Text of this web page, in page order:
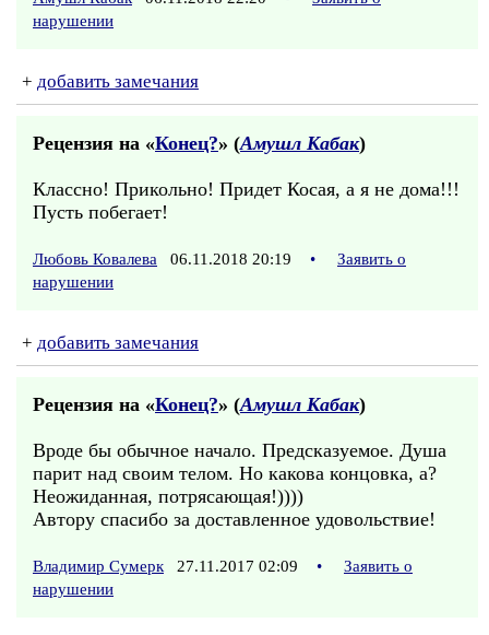
нарушении
+ добавить замечания
Рецензия на «Конец?» (Амушл Кабак)
Классно! Прикольно! Придет Косая, а я не дома!!!
Пусть побегает!
Любовь Ковалева 06.11.2018 20:19 •
Заявить о
нарушении
+ добавить замечания
Рецензия на «Конец?» (Амушл Кабак)
Вроде бы обычное начало. Предсказуемое. Душа
парит над своим телом. Но какова концовка, а?
Неожиданная, потрясающая!))))
Автору спасибо за доставленное удовольствие!
Владимир Сумерк 27.11.2017 02:09 •
Заявить о
нарушении